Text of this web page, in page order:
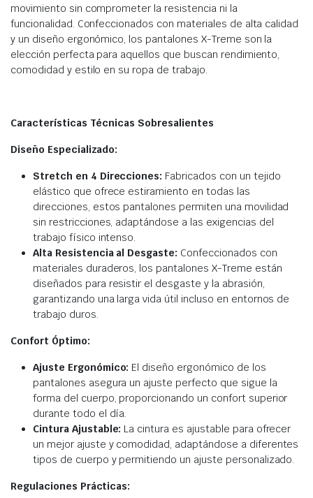
movimiento sin comprometer la resistencia ni la
funcionalidad. Confeccionados con materiales de alta calidad
y un diseño ergonómico, los pantalones X-Treme son la
elección perfecta para aquellos que buscan rendimiento,
comodidad y estilo en su ropa de trabajo.
Características Técnicas Sobresalientes
Diseño Especializado:
Stretch en 4 Direcciones: Fabricados con un tejido
elástico que ofrece estiramiento en todas las
direcciones, estos pantalones permiten una movilidad
sin restricciones, adaptándose a las exigencias del
trabajo físico intenso.
Alta Resistencia al Desgaste: Confeccionados con
materiales duraderos, los pantalones X-Treme están
diseñados para resistir el desgaste y la abrasión,
garantizando una larga vida útil incluso en entornos de
trabajo duros.
Confort Óptimo:
Ajuste Ergonómico: El diseño ergonómico de los
pantalones asegura un ajuste perfecto que sigue la
forma del cuerpo, proporcionando un confort superior
durante todo el día.
Cintura Ajustable: La cintura es ajustable para ofrecer
un mejor ajuste y comodidad, adaptándose a diferentes
tipos de cuerpo y permitiendo un ajuste personalizado.
Regulaciones Prácticas: